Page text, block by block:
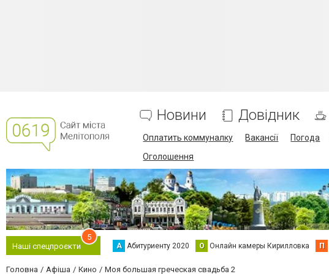
Новини Довідник
Оплатить коммуналку Вакансії Погода
Оголошення
Наші спецпроєкти
5
А Абитуриенту 2020 О Онлайн камеры Кирилловка П
Головна Афіша Кино Моя большая греческая свадьба 2